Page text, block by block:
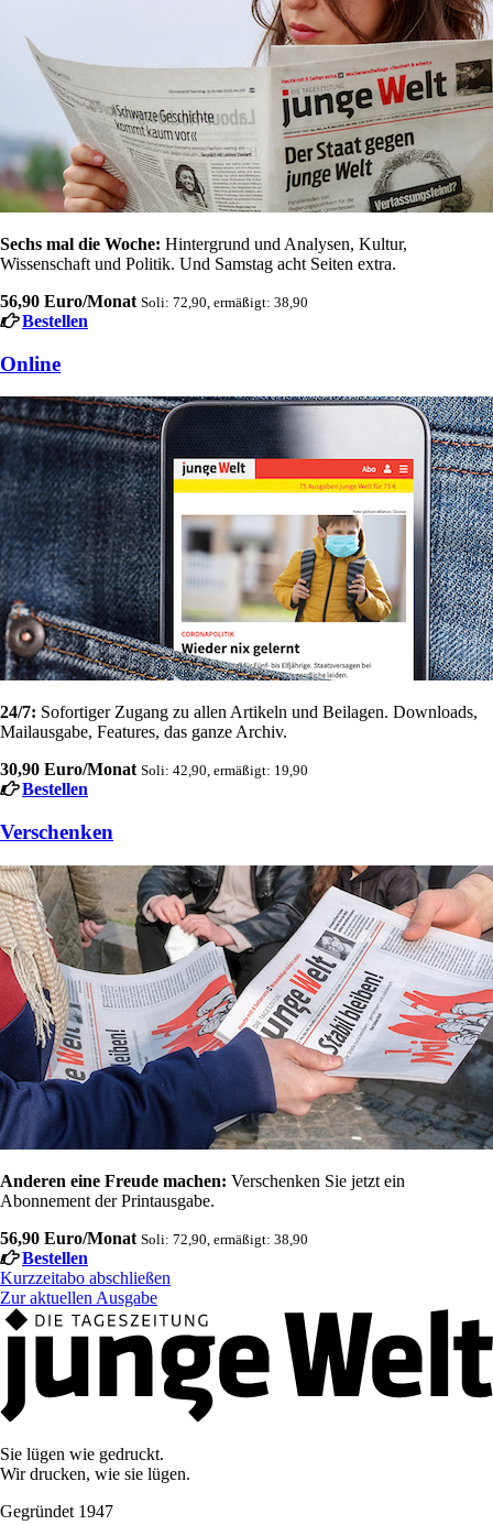
Sechs mal die Woche: Hintergrund und Analysen, Kultur,
Wissenschaft und Politik. Und Samstag acht Seiten extra.
56,90 Euro/Monat Soli: 72,90, ermäßigt: 38,90
Bestellen
Online
24/7: Sofortiger Zugang zu allen Artikeln und Beilagen. Downloads,
Mailausgabe, Features, das ganze Archiv.
30,90 Euro/Monat Soli: 42,90, ermäßigt: 19,90
Bestellen
Verschenken
Anderen eine Freude machen: Verschenken Sie jetzt ein
Abonnement der Printausgabe.
56,90 Euro/Monat Soli: 72,90, ermäßigt: 38,90
Bestellen
Kurzzeitabo abschließen
Zur aktuellen Ausgabe
Sie lügen wie gedruckt.
Wir drucken, wie sie lügen.
Gegründet 1947